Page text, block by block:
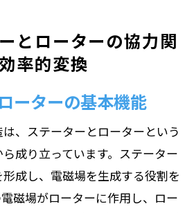
とローターの協力関
率的変換
ーターの基本機能
、ステーターとローターという
成り立っています。ステーター
成し、電磁場を生成する役割を
磁場がローターに作用し、ロー